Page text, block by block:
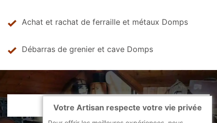
Achat et rachat de ferraille et métaux Domps
Débarras de grenier et cave Domps
Votre Artisan respecte votre vie privée